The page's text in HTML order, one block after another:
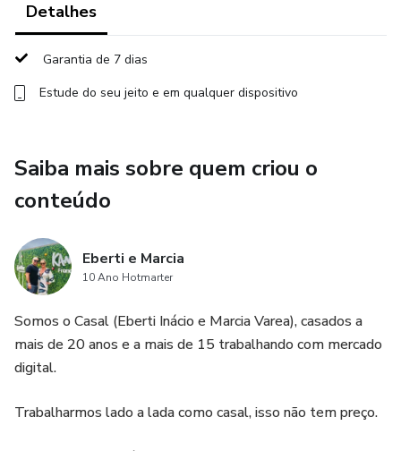
E com nossa estratégia, basta aguardar os sinais e suas
confirmações, então é só você clicar. ​
Com Estratégia tudo fica melhor.
especialmente para você fica melhor ainda, e no grupo
onde enviamos nossas análises e marcações importantes
das melhores entradas com alvos e stops pré-definidos,
te deixando sempre atualizado para sua melhor
performance.
"Em equipe, a troca de informação, as experiências, os
resultados, movem todos em direção a um único objetivo:
VENCER."
Aviso Legal: “Esse produto é comercializado com apoio da
Detalhes
Garantia de 7 dias
Estude do seu jeito e em qualquer dispositivo
Saiba mais sobre quem criou o
conteúdo
Eberti e Marcia
10 Ano Hotmarter
Somos o Casal (Eberti Inácio e Marcia Varea), casados a
mais de 20 anos e a mais de 15 trabalhando com mercado
digital.
Trabalharmos lado a lada como casal, isso não tem preço.